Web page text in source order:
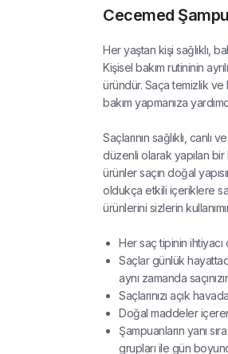
Cecemed
Her yaştan kişi sağlıklı,
Kişisel bakım rutininin
üründür. Saça temizlik ve
bakım yapmanıza
Saçlarının sağlıklı,
düzenli olarak yapılan bir
ürünler saçın doğal
oldukça etkili içeriklere
ürünlerini sizlerin
Her saç tipinin ihtiyacı
Saçlar günlük
aynı zamanda
Saçlarınızı açık
Doğal maddeler
Şampuanların yanı
grupları ile gün